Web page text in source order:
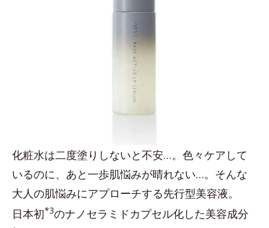
化粧水は二度塗りしないと不安…。色々ケアして
いるのに、あと一歩肌悩みが晴れない…。そんな
大人の肌悩みにアプローチする先行型美容液。
日本初*3のナノセラミドカプセル化した美容成分